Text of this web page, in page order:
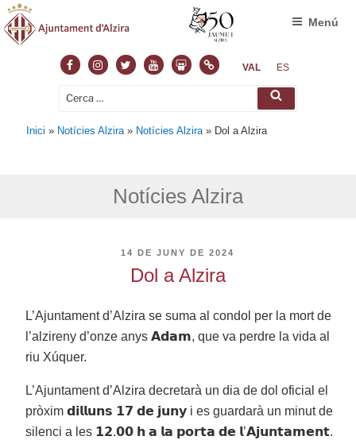
FacebookInstagram
TwitterYoutubeSlideshare
NormasVAL ES
Cerca: Cerca
Menú
Inici » Notícies Alzira » Notícies Alzira » Dol a Alzira
Notícies Alzira
PUBLICAT
14 DE JUNY DE 2024
Dol a Alzira
L’Ajuntament d’Alzira se suma al condol per la mort de
l’alzireny d’onze anys 𝗔𝗱𝗮𝗺, que va perdre la vida al
riu Xúquer.
L’Ajuntament d’Alzira decretarà un dia de dol oficial el
pròxim 𝗱𝗶𝗹𝗹𝘂𝗻𝘀 𝟭𝟳 𝗱𝗲 𝗷𝘂𝗻𝘆 i es guardarà un minut de
silenci a les 𝟭𝟮.𝟬𝟬 𝗵 𝗮 𝗹𝗮 𝗽𝗼𝗿𝘁𝗮 𝗱𝗲 𝗹’𝗔𝗷𝘂𝗻𝘁𝗮𝗺𝗲𝗻𝘁.